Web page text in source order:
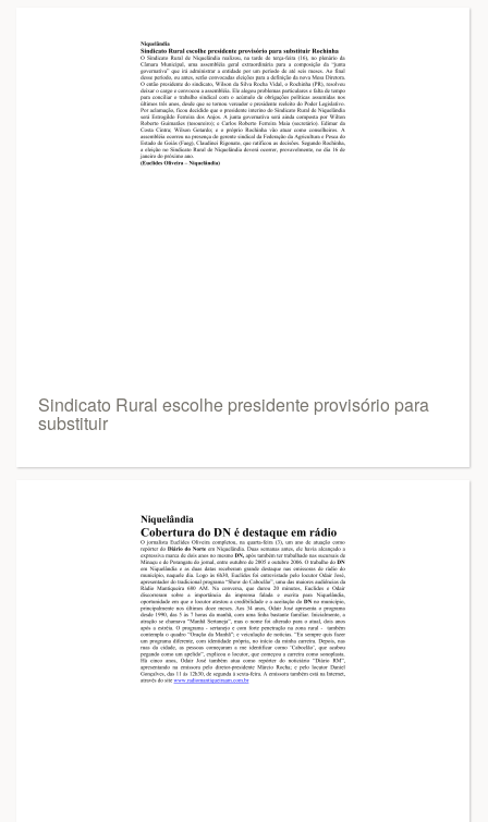
Sindicato Rural escolhe presidente provisório para
substituir